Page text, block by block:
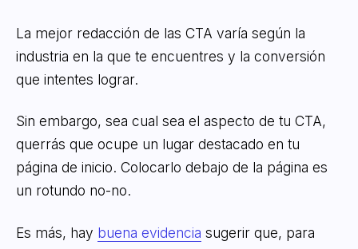
La mejor redacción de las CTA varía según la
industria en la que te encuentres y la conversión
que intentes lograr.
Sin embargo, sea cual sea el aspecto de tu CTA,
querrás que ocupe un lugar destacado en tu
página de inicio. Colocarlo debajo de la página es
un rotundo no-no.
Es más, hay buena evidencia sugerir que, para